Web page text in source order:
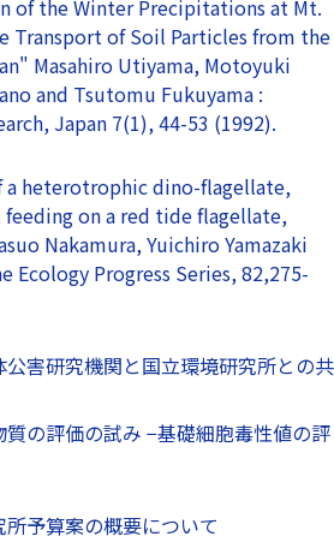
of the Winter Precipitations at Mt.
Transport of Soil Particles from the
Masahiro Utiyama, Motoyuki
and Tsutomu Fukuyama :
Japan 7(1), 44-53 (1992).
a heterotrophic dino-flagellate,
on a red tide flagellate,
Nakamura, Yuichiro Yamazaki
Ecology Progress Series, 82,275-
害研究機関と国立環境研究所との共
の評価の試み −基礎細胞毒性値の評
予算案の概要について